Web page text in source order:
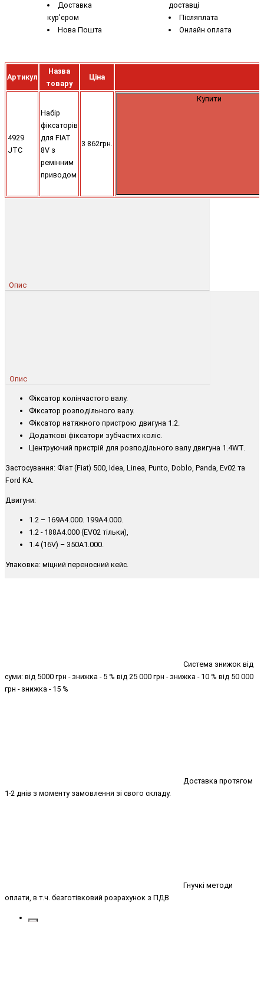
Доставка
кур'єром
Нова Пошта
доставці
Післяплата
Онлайн оплата
Артикул
Назва
товару
Ціна
4929
JTC
Набір
фіксаторів
для FIAT
8V з
ремінним
приводом
3 862грн.
Купити
Опис
Опис
Фіксатор колінчастого валу.
Фіксатор розподільного валу.
Фіксатор натяжного пристрою двигуна 1.2.
Додаткові фіксатори зубчастих коліс.
Центруючий пристрій для розподільного валу двигуна 1.4WT.
Застосування: Фіат (Fiat) 500, Idea, Linea, Punto, Doblo, Panda, Ev02 та
Ford KA.
Двигуни:
1.2 – 169A4.000. 199A4.000.
1.2 - 188A4.000 (EV02 тільки),
1.4 (16V) – 350A1.000.
Упаковка: міцний переносний кейс.
Система знижок від
суми: від 5000 грн - знижка - 5 % від 25 000 грн - знижка - 10 % від 50 000
грн - знижка - 15 %
Доставка протягом
1-2 днів з моменту замовлення зі свого складу.
Гнучкі методи
оплати, в т.ч. безготівковий розрахунок з ПДВ